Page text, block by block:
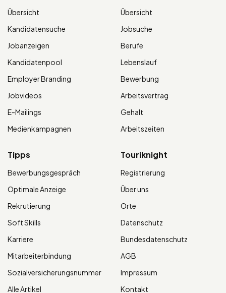
Übersicht
Kandidatensuche
Jobanzeigen
Kandidatenpool
Employer Branding
Jobvideos
E-Mailings
Medienkampagnen
Übersicht
Jobsuche
Berufe
Lebenslauf
Bewerbung
Arbeitsvertrag
Gehalt
Arbeitszeiten
Tipps
Bewerbungsgespräch
Optimale Anzeige
Rekrutierung
Soft Skills
Karriere
Mitarbeiterbindung
Sozialversicherungsnummer
Alle Artikel
Touriknight
Registrierung
Über uns
Orte
Datenschutz
Bundesdatenschutz
AGB
Impressum
Kontakt